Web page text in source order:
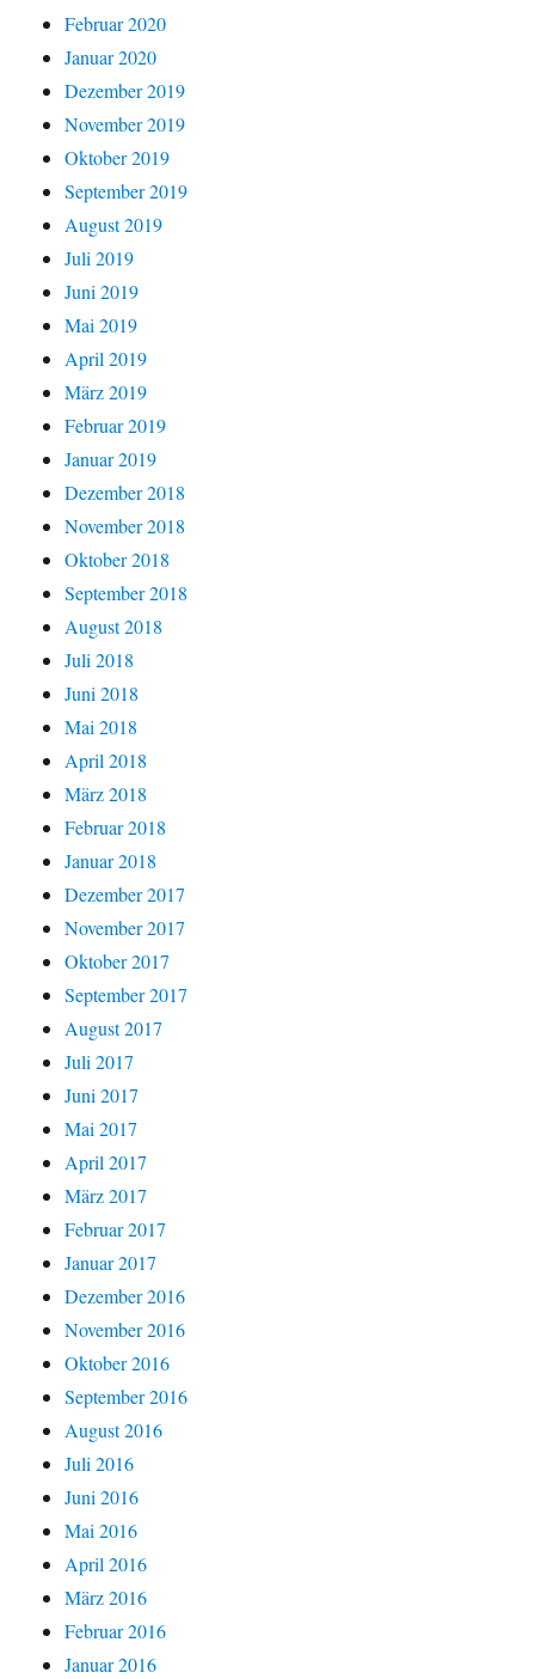
Februar 2020
Januar 2020
Dezember 2019
November 2019
Oktober 2019
September 2019
August 2019
Juli 2019
Juni 2019
Mai 2019
April 2019
März 2019
Februar 2019
Januar 2019
Dezember 2018
November 2018
Oktober 2018
September 2018
August 2018
Juli 2018
Juni 2018
Mai 2018
April 2018
März 2018
Februar 2018
Januar 2018
Dezember 2017
November 2017
Oktober 2017
September 2017
August 2017
Juli 2017
Juni 2017
Mai 2017
April 2017
März 2017
Februar 2017
Januar 2017
Dezember 2016
November 2016
Oktober 2016
September 2016
August 2016
Juli 2016
Juni 2016
Mai 2016
April 2016
März 2016
Februar 2016
Januar 2016